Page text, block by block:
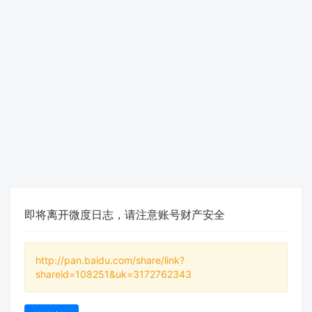
即将离开微度日志，请注意账号财产安全
http://pan.baidu.com/share/link?
shareid=108251&uk=3172762343